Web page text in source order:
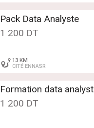
Pack Data Analyste
1 200 DT
13 KM
CITÉ ENNASR
Formation data analyst
1 200 DT